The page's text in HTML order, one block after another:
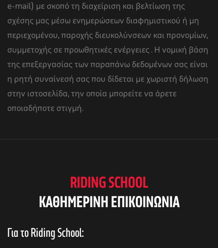
e-mail) με σκοπό τη διαχείριση και βελτίωση της
σχέσης μας μέσω ενημερώσεων διαφημιστικού ή μη
περιεχομένου, παροχής διευκολύνσεων και προνομίων,
συμμετοχής σε προωθητικές ενέργειες . Η νομική βάση
της επεξεργασίας των παραπάνω δεδομένων σας είναι
η ρητή συναίνεσή σας που δίδεται με χωριστή δήλωση
στην ιστοσελίδα, την οποία μπορείτε να άρετε
οποιαδήποτε στιγμή.
RIDING SCHOOL
KAΘΗΜΕΡΙΝΗ ΕΠΙΚΟΙΝΩΝΙΑ
Για το Riding School: